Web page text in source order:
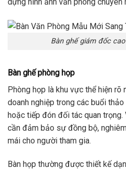
dựng hình ảnh văn phòng chuyên
Bàn ghế giám đốc
Bàn ghế phòng họp
Phòng họp là khu vực thể hiện rõ
doanh nghiệp trong các buổi
hoặc tiếp đón đối tác quan trọng.
cần đảm bảo sự đồng bộ,
mái cho người tham gia.
Bàn họp thường được thiết kế